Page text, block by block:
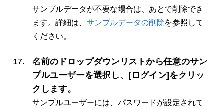
サンプルデータが不要な場合は、あとで削除でき
ます。詳細は、 サンプルデータの削除を参照して
ください。
名前のドロップダウンリストから任意のサン
プルユーザーを選択し、[ログイン]をクリッ
クします。
サンプルユーザーには、パスワードが設定されて